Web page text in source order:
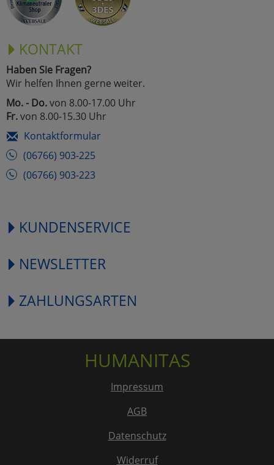
KONTAKT
Haben Sie Fragen?
Wir helfen Ihnen gerne weiter.
Mo. - Do.von 8.00-17.00 Uhr
Fr.von 8.00-15.30 Uhr
Kontaktformular
(06766) 903-225
(06766) 903-223
KUNDENSERVICE
NEWSLETTER
ZAHLUNGSARTEN
HUMANITAS
Impressum
AGB
Datenschutz
Widerruf